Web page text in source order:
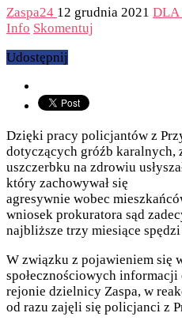
Zaspa24 12 grudnia 2021 DLA
Info Skomentuj
Udostępnij
Dzięki pracy policjantów z
dotyczących gróźb karalnych,
uszczerbku na zdrowiu
który zachowywał się
agresywnie wobec
wniosek prokuratora sąd
najbliższe trzy miesiące
W związku z pojawieniem się
społecznościowych
rejonie dzielnicy Zaspa, w
od razu zajęli się policjanci z